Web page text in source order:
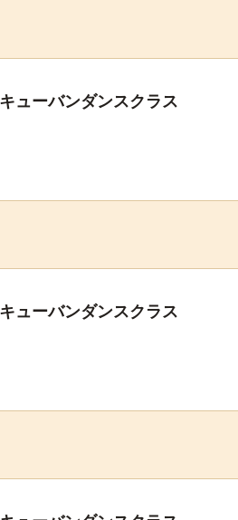
ューバンダンスクラス
ューバンダンスクラス